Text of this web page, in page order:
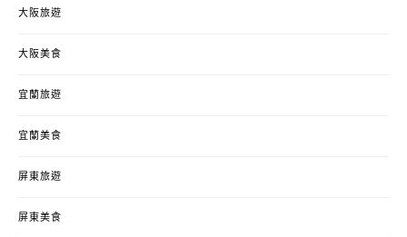
大阪旅遊
大阪美食
宜蘭旅遊
宜蘭美食
屏東旅遊
屏東美食